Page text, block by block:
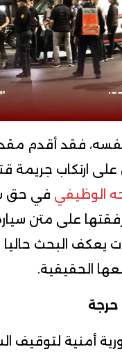
فقد أقدم
على ارتكاب
الوظيفي في حق
على متن
يعكف البحث
الحقيقية.
أمنية لتوقيف